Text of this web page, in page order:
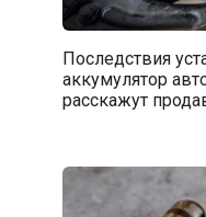
Последствия
аккумулятор
расскажут